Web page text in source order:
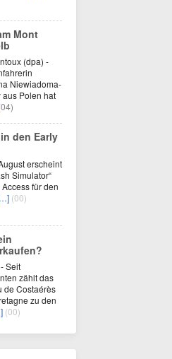
Mont
(dpa) -
Niewiadoma-
aus Polen hat
den Early
erscheint
Simulator“
für den
(00)
Seit
zählt das
de Costaérès
zu den
(00)